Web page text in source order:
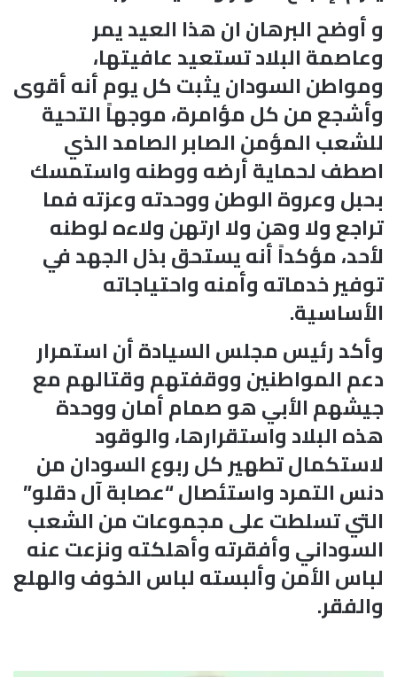
و أوضح البرهان ان هذا العيد يمر
وعاصمة البلاد تستعيد عافيتها،
ومواطن السودان يثبت كل يوم أنه أقوى
وأشجع من كل مؤامرة، موجهاً التحية
للشعب المؤمن الصابر الصامد الذي
اصطف لحماية أرضه ووطنه واستمسك
بحبل وعروة الوطن ووحدته وعزته فما
تراجع ولا وهن ولا ارتهن ولاءه لوطنه
لأحد، مؤكداً أنه يستحق بذل الجهد في
توفير خدماته وأمنه واحتياجاته
الأساسية.
وأكد رئيس مجلس السيادة أن استمرار
دعم المواطنين ووقفتهم وقتالهم مع
جيشهم الأبي هو صمام أمان ووحدة
هذه البلاد واستقرارها، والوقود
لاستكمال تطهير كل ربوع السودان من
دنس التمرد واستئصال “عصابة آل دقلو”
التي تسلطت على مجموعات من الشعب
السوداني وأفقرته وأهلكته ونزعت عنه
لباس الأمن وألبسته لباس الخوف والهلع
والفقر.